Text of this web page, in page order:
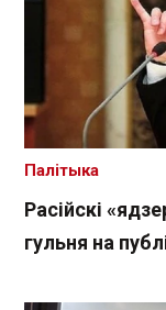
Расійскі
гульня на
Палітыка